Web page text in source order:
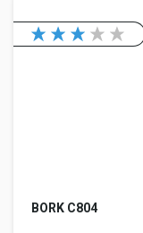
BORK C804